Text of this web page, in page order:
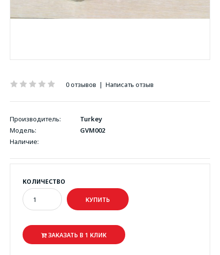
0 отзывов | Написать отзыв
Производитель:
Turkey
Модель:
GVM002
Наличие:
КОЛИЧЕСТВО
ЗАКАЗАТЬ В 1 КЛИК